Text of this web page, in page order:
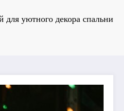
уютного декора спальни